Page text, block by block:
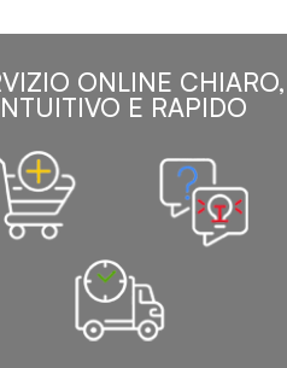
ONLINE CHIARO,
E RAPIDO